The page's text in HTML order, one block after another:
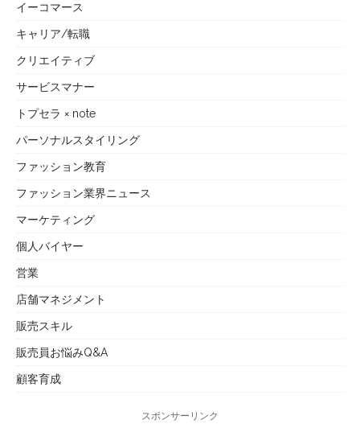
イーコマース
キャリア/転職
クリエイティブ
サービスマナー
トプセラ × note
パーソナルスタイリング
ファッション教育
ファッション業界ニュース
マーケティング
個人バイヤー
営業
店舗マネジメント
販売スキル
販売員お悩みQ&A
顧客育成
スポンサーリンク